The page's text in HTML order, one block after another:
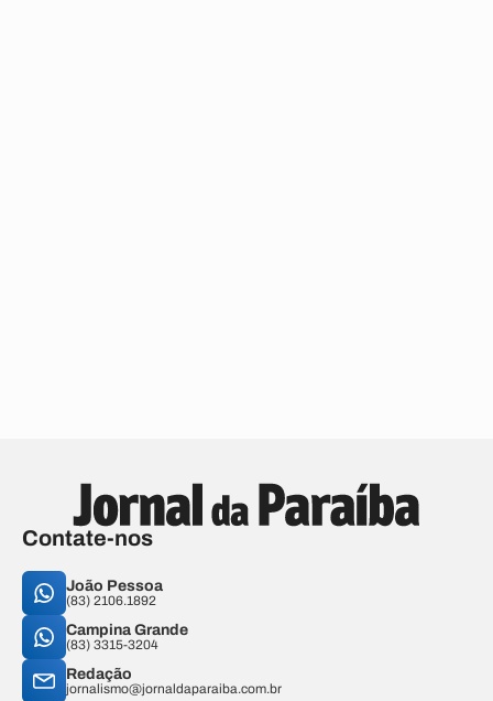
Contate-nos
João Pessoa
(83) 2106.1892
Campina Grande
(83) 3315-3204
Redação
jornalismo@jornaldaparaiba.com.br